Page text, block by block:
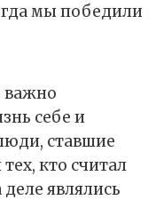
мы победили
важно
себе и
ставшие
кто считал
являлись